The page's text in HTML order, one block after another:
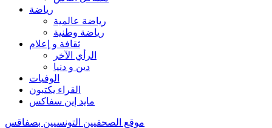
رياضة
رياضة عالمية
رياضة وطنية
ثقافة و إعلام
الرأي الآخر
دين و دنيا
الوفيات
القراء يكتبون
مايد إين سفاكس
موقع الصحفيين التونسيين بصفاقس